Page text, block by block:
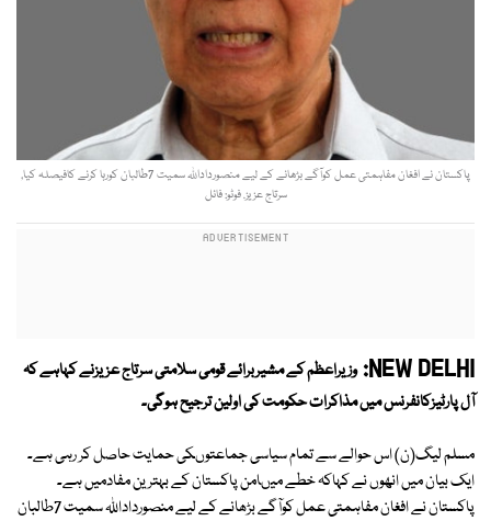
پاکستان نے افغان مفاہمتی عمل کوآگے بڑھانے کے لیے منصورداداللہ سمیت 7طالبان کورہا کرنے کافیصلہ کیا,
سرتاج عزیز. فوٹو: فائل
NEW DELHI: وزیراعظم کے مشیربرائے قومی سلامتی سرتاج عزیزنے کہاہے کہ
آل پارٹیزکانفرنس میں مذاکرات حکومت کی اولین ترجیح ہوگی۔
مسلم لیگ(ن) اس حوالے سے تمام سیاسی جماعتوںکی حمایت حاصل کر رہی ہے۔
ایک بیان میں انھوں نے کہاکہ خطے میںامن پاکستان کے بہترین مفادمیں ہے۔
پاکستان نے افغان مفاہمتی عمل کوآگے بڑھانے کے لیے منصورداداللہ سمیت 7طالبان